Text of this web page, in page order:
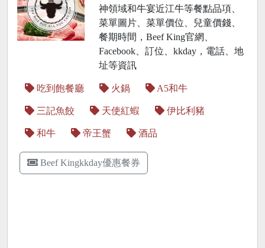
神領域和牛宴近江牛等餐點品項、
菜單圖片、菜單價位、兒童價錢、
餐期時間，Beef King官網、
Facebook、訂位、kkday，電話、地
址等資訊
吃到飽餐廳 火鍋 A5和牛
三記魚餃 天使紅蝦 伊比利豬
和牛 帝王蟹 酒品
Beef Kingkkday優惠餐券